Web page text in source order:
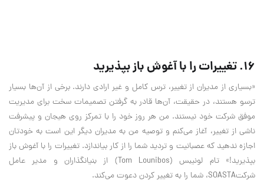
۱۶. تغییرات را با آغوش باز بپذیرید
«بسیاری از مدیران از تغییر، ترس کامل و غیر ارادی دارند. برخی از آن‌ها بسیار
ترسو هستند، در حقیقت، آن‌ها قادر به گرفتن تصمیمات سخت برای مدیریت
موفق شرکت خود نیستند. من هر روز خود را با تمرکز روی هیجان و پیشرفت
ناشی از تغییر، آغاز می‌کنم و توصیه من به مدیران دیگر این است به خودتان
اجازه ندهید که عصبانیت و تردید شما را از کار بیاندازد. تغییرات را با آغوش باز
بپذیرید!» تام لونیبس (Tom Lounibos) از بنیانگذاران و مدیر عامل
شرکتSOASTA، شما را به تغییر کردن دعوت می‌کند.